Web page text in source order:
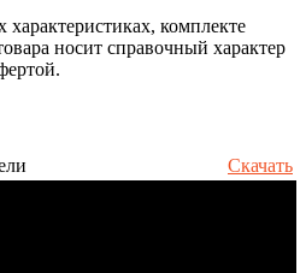
комплекте
носит справочный характер
Скачать